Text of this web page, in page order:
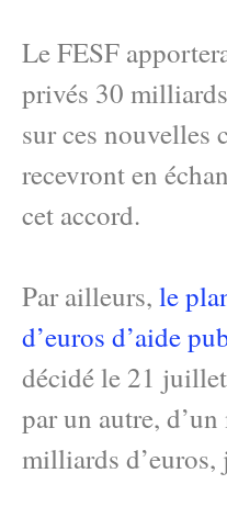
Le FESF
privés 30
sur ces nouvelles
recevront en
cet accord.
Par ailleurs, le
d’euros d’aide
décidé le 21
par un autre,
milliards d’euros,